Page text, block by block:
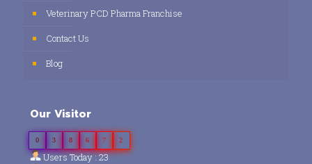
Veterinary PCD Pharma Franchise
Contact Us
Blog
Our Visitor
0 3 8 6 7 2
Users Today : 23